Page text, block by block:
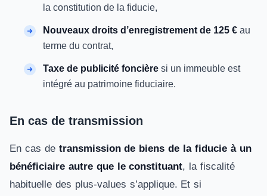
la constitution de la fiducie,
Nouveaux droits d’enregistrement de 125 € au
terme du contrat,
Taxe de publicité foncière si un immeuble est
intégré au patrimoine fiduciaire.
En cas de transmission
En cas de transmission de biens de la fiducie à un
bénéficiaire autre que le constituant, la fiscalité
habituelle des plus-values s’applique. Et si